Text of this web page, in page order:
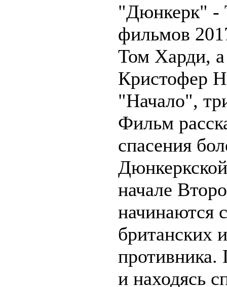
"Дюнкерк" -
фильмов
Том Харди,
Кристофер
"Начало",
Фильм
спасения
начале
начинаются
британских
и находясь